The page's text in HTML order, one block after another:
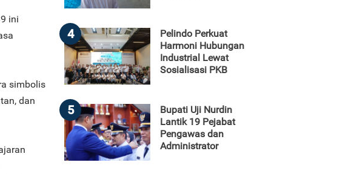
ini
simbolis
dan
4
Pelindo Perkuat
Harmoni Hubungan
Industrial Lewat
Sosialisasi PKB
5
Bupati Uji Nurdin
Lantik 19 Pejabat
Pengawas dan
Administrator